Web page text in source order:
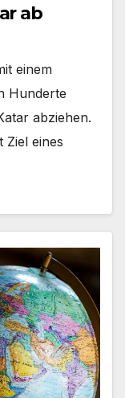
ab
einem
Hunderte
abziehen.
eines